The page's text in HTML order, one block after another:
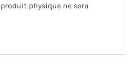
physique ne sera